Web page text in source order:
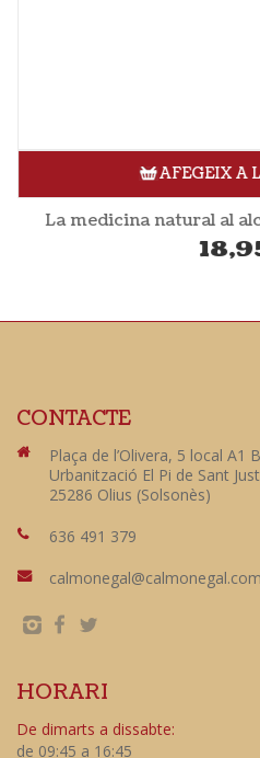
AFEGEIX A
La medicina natural al
CONTACTE
Plaça de l’Olivera, 5 local A1
Urbanització El Pi de Sant Just
25286 Olius (Solsonès)
636 491 379
calmonegal@calmonegal.com
HORARI
De dimarts a dissabte:
de 09:45 a 16:45